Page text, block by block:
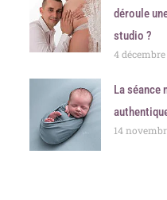
déroule
studio ?
4
La séance
14